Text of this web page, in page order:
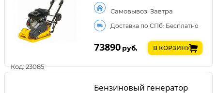
Код: 23085
Самовывоз: Завтра
Доставка по СПб: Бесплатно
73890 руб. В КОРЗИНУ
Бензиновый генератор